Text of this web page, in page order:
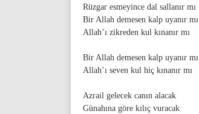
Rüzgar esmeyince dal sallanır mı
Bir Allah demesen kalp uyanır mı
Allah’ı zikreden kul kınanır mı
Bir Allah demesen kalp uyanır mı
Allah’ı seven kul hiç kınanır mı
Azrail gelecek canın alacak
Günahına göre kılıç vuracak